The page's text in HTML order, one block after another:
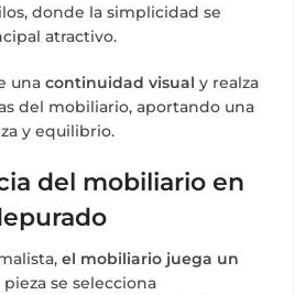
donde la simplicidad se
atractivo.
unacontinuidad visual y realza
del mobiliario, aportando una
y equilibrio.
del mobiliario en
el mobiliario juega un
pieza se selecciona